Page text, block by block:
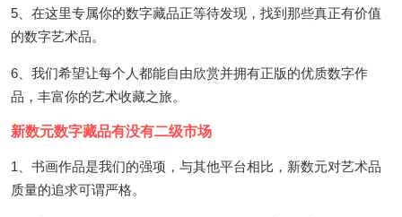
5、在这里专属你的数字藏品正等待发现，找到那些真正有价值
的数字艺术品。
6、我们希望让每个人都能自由欣赏并拥有正版的优质数字作
品，丰富你的艺术收藏之旅。
新数元数字藏品有没有二级市场
1、书画作品是我们的强项，与其他平台相比，新数元对艺术品
质量的追求可谓严格。